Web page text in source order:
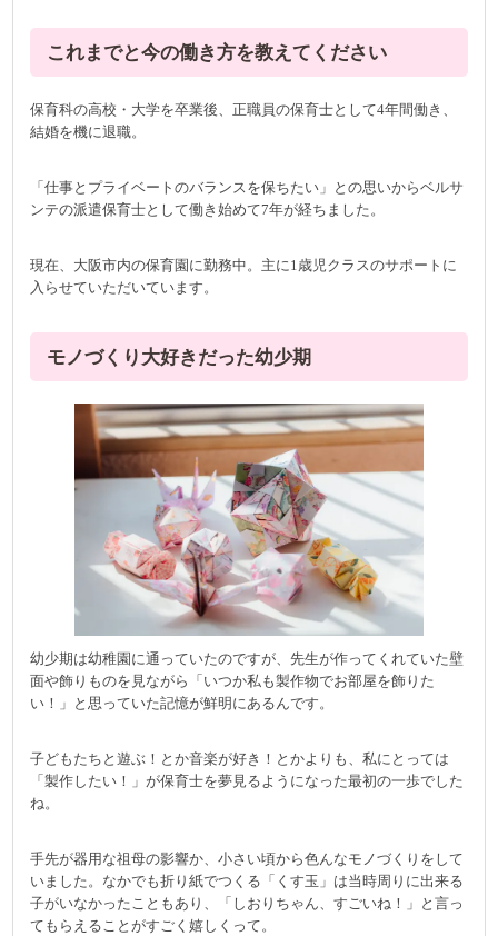
これまでと今の働き方を教えてください
保育科の高校・大学を卒業後、正職員の保育士として4年間働き、
結婚を機に退職。
「仕事とプライベートのバランスを保ちたい」との思いからベルサ
ンテの派遣保育士として働き始めて7年が経ちました。
現在、大阪市内の保育園に勤務中。主に1歳児クラスのサポートに
入らせていただいています。
モノづくり大好きだった幼少期
幼少期は幼稚園に通っていたのですが、先生が作ってくれていた壁
面や飾りものを見ながら「いつか私も製作物でお部屋を飾りた
い！」と思っていた記憶が鮮明にあるんです。
子どもたちと遊ぶ！とか音楽が好き！とかよりも、私にとっては
「製作したい！」が保育士を夢見るようになった最初の一歩でした
ね。
手先が器用な祖母の影響か、小さい頃から色んなモノづくりをして
いました。なかでも折り紙でつくる「くす玉」は当時周りに出来る
子がいなかったこともあり、「しおりちゃん、すごいね！」と言っ
てもらえることがすごく嬉しくって。